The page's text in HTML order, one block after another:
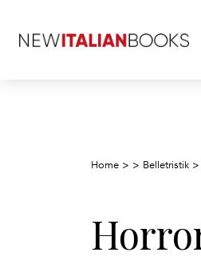
Home > > Belletristik >